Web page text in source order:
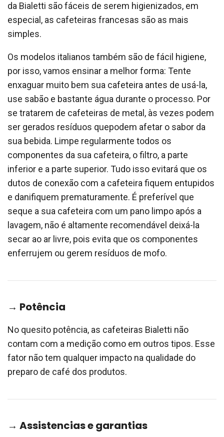
da Bialetti são fáceis de serem higienizados, em
especial, as cafeteiras francesas são as mais
simples.
Os modelos italianos também são de fácil higiene,
por isso, vamos ensinar a melhor forma: Tente
enxaguar muito bem sua cafeteira antes de usá-la,
use sabão e bastante água durante o processo. Por
se tratarem de cafeteiras de metal, às vezes podem
ser gerados resíduos quepodem afetar o sabor da
sua bebida. Limpe regularmente todos os
componentes da sua cafeteira, o filtro, a parte
inferior e a parte superior. Tudo isso evitará que os
dutos de conexão com a cafeteira fiquem entupidos
e danifiquem prematuramente. É preferível que
seque a sua cafeteira com um pano limpo após a
lavagem, não é altamente recomendável deixá-la
secar ao ar livre, pois evita que os componentes
enferrujem ou gerem resíduos de mofo.
→ Potência
No quesito potência, as cafeteiras Bialetti não
contam com a medição como em outros tipos. Esse
fator não tem qualquer impacto na qualidade do
preparo de café dos produtos.
→ Assistencias e garantias